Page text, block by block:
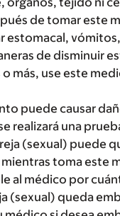
de tomar este
estomacal,
de disminuir
o más, use este
puede causar
realizará una
(sexual) puede
toma este
al médico por
(sexual) queda